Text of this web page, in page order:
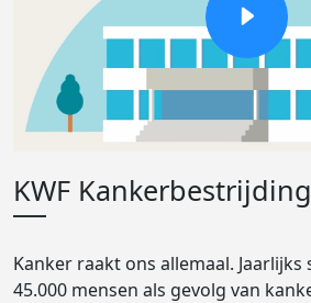
KWF Kankerbestrijding
Kanker raakt ons allemaal.
45.000 mensen als gevolg van